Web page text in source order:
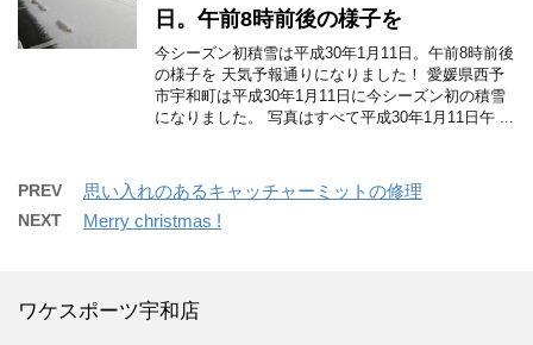
日。午前8時前後の様子を
今シーズン初積雪は平成30年1月11日。午前8時前後
の様子を 天気予報通りになりました！ 愛媛県西予
市宇和町は平成30年1月11日に今シーズン初の積雪
になりました。 写真はすべて平成30年1月11日午 ...
PREV 思い入れのあるキャッチャーミットの修理
NEXT Merry christmas !
ワケスポーツ宇和店